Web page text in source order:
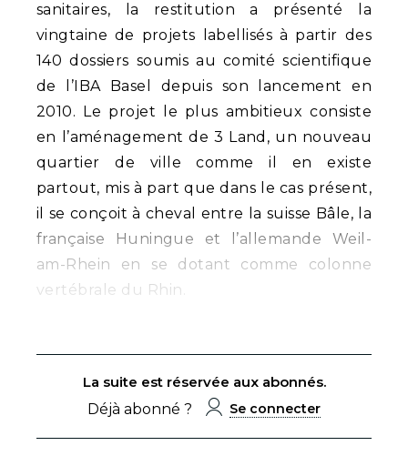
sanitaires, la restitution a présenté la
vingtaine de projets labellisés à partir des
140 dossiers soumis au comité scientifique
de l’IBA Basel depuis son lancement en
2010. Le projet le plus ambitieux consiste
en l’aménagement de 3 Land, un nouveau
quartier de ville comme il en existe
partout, mis à part que dans le cas présent,
il se conçoit à cheval entre la suisse Bâle, la
française Huningue et l’allemande Weil-
am-Rhein en se dotant comme colonne
vertébrale du Rhin.
La suite est réservée aux abonnés.
Déjà abonné ?
Se connecter